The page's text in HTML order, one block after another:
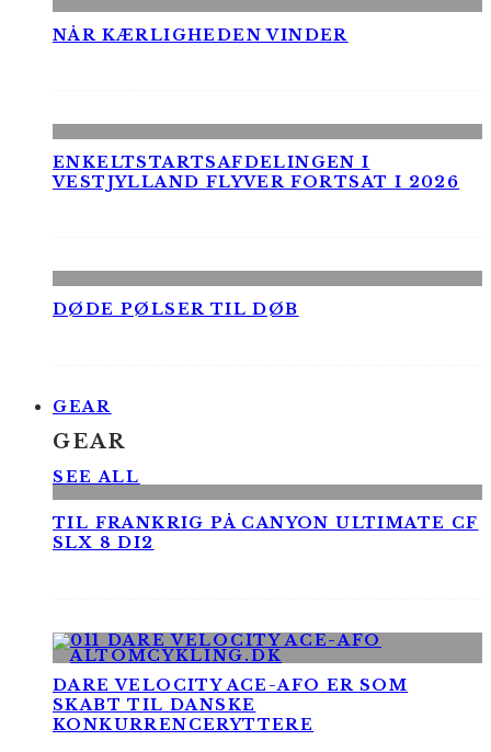
NÅR KÆRLIGHEDEN VINDER
ENKELTSTARTSAFDELINGEN I
VESTJYLLAND FLYVER FORTSAT I 2026
DØDE PØLSER TIL DØB
GEAR
GEAR
SEE ALL
TIL FRANKRIG PÅ CANYON ULTIMATE CF
SLX 8 DI2
DARE VELOCITY ACE-AFO ER SOM
SKABT TIL DANSKE
KONKURRENCERYTTERE